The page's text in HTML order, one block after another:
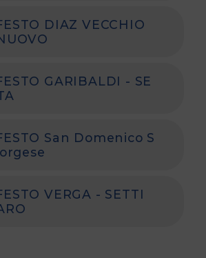
DIAZ VECCHIO
GARIBALDI - SE
San Domenico S
VERGA - SETTI